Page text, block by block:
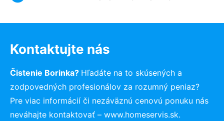
Kontaktujte nás
Čistenie Borinka? Hľadáte na to skúsených a
zodpovedných profesionálov za rozumný peniaz?
Pre viac informácií či nezáväznú cenovú ponuku nás
neváhajte kontaktovať – www.homeservis.sk.